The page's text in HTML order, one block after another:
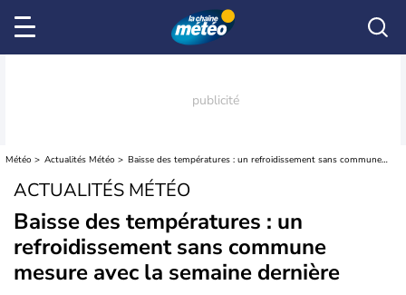
Météo Actualités Météo Baisse des températures : un refroidissement sans commune mesure avec la semaine dernière
ACTUALITÉS MÉTÉO
Baisse des températures : un
refroidissement sans commune
mesure avec la semaine dernière